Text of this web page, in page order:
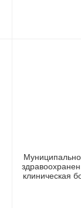
клиническая